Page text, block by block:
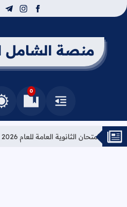
facebook
منصة الشامل
القائمة
0
العلامات
الثانوية العامة للعام 2026 جدول امتحانات التوجيهي 2026